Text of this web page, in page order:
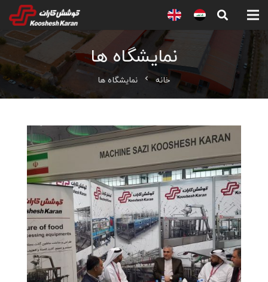
نمایشگاه ها
خانه chevron_left نمایشگاه ها